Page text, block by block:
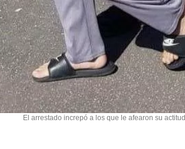
El arrestado increpó a los que le afearon su actitud